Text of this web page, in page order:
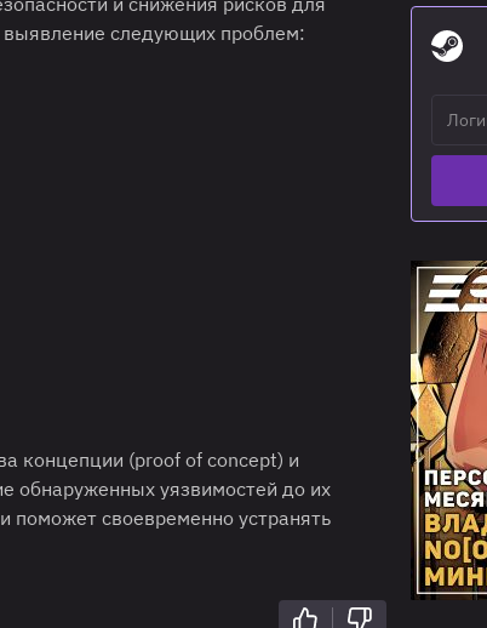
выявление следующих проблем:
концепции (proof of concept) и
обнаруженных уязвимостей до их
поможет своевременно устранять